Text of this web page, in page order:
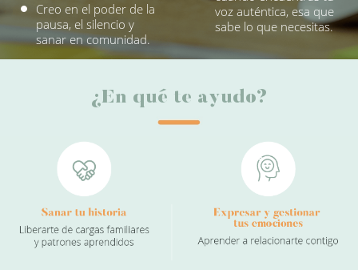
Creo en el poder de la
pausa, el silencio y
sanar en comunidad.
voz auténtica, esa que
sabe lo que necesitas.
¿En qué te ayudo?